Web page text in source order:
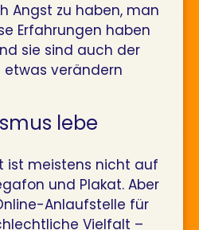
Angst zu haben, man
Erfahrungen haben
sie sind auch der
etwas verändern
lebe
ist meistens nicht auf
und Plakat. Aber
Anlaufstelle für
Vielfalt –